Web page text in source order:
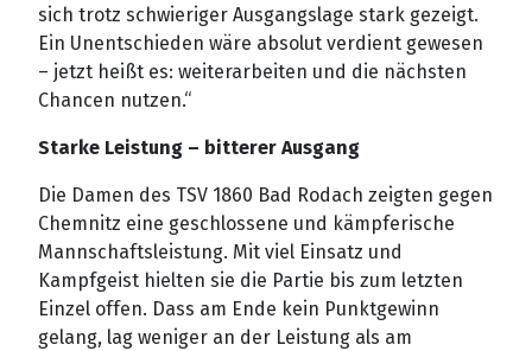
sich trotz schwieriger Ausgangslage stark gezeigt.
Ein Unentschieden wäre absolut verdient gewesen
– jetzt heißt es: weiterarbeiten und die nächsten
Chancen nutzen.“
Starke Leistung – bitterer Ausgang
Die Damen des TSV 1860 Bad Rodach zeigten gegen
Chemnitz eine geschlossene und kämpferische
Mannschaftsleistung. Mit viel Einsatz und
Kampfgeist hielten sie die Partie bis zum letzten
Einzel offen. Dass am Ende kein Punktgewinn
gelang, lag weniger an der Leistung als am